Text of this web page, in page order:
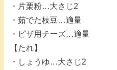
・片栗粉…大さじ2
・茹でた枝豆…適量
・ピザ用チーズ…適量
【たれ】
・しょうゆ…大さじ2